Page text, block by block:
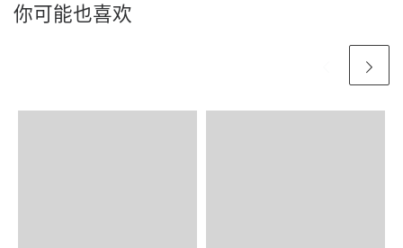
你可能也喜欢